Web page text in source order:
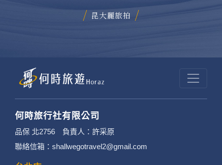
昆大麗旅拍
何時旅行社有限公司
品保 北2756 負責人：許采原
聯絡信箱：shallwegotravel2@gmail.com